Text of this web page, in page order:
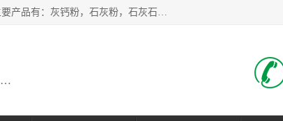
瑞金桂生建材公司一家专业从事建材产品经营研发、生产、销售为一体的福建重钙厂家；主要产品有：灰钙粉，石灰粉，石灰石，生石灰，熟石灰，氧化钙，重钙粉，氢氧化钙，农田石灰，畜牧业用石灰等。欢迎新老客户来电咨询！
广东石灰厂家，福建石灰厂家，江西石灰厂家，赣州石灰厂家，东莞石灰厂家